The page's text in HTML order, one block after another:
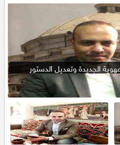
الجديدة وتعديل الدستور